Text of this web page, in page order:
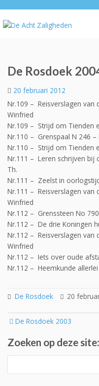
De Rosdoek
20 februari 2012
Nr.109 – Reisverslagen van
Winfried
Nr.109 – Strijd om Tienden
Nr.110 – Grenspaal N 246 –
Nr.110 – Strijd om Tienden
Nr.111 – Leren schrijven bij
Th.
Nr.111 – Zeelst in
Nr.111 – Reisverslagen van
Winfried
Nr.112 – Grenssteen No
Nr.112 – De drie Koningen
Nr.112 – Reisverslagen van
Winfried
Nr.112 – Iets over oude
Nr.112 – Heemkunde
De Rosdoek 20
Post
De Rosdoek 2003
Zoeken op deze site: